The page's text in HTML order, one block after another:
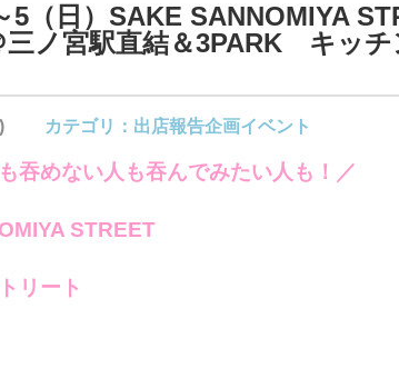
5（日）SAKE SANNOMIYA
三ノ宮駅直結＆3PARK キッ
) カテゴリ： 出店報告企画イベント
吞めない人も吞んでみたい人も！／
STREET
リート